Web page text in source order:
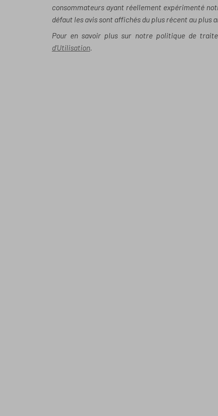
consommateurs ayant réellement expérimenté
défaut les avis sont affichés du plus récent au plus
Pour en savoir plus sur notre politique de
d’Utilisation